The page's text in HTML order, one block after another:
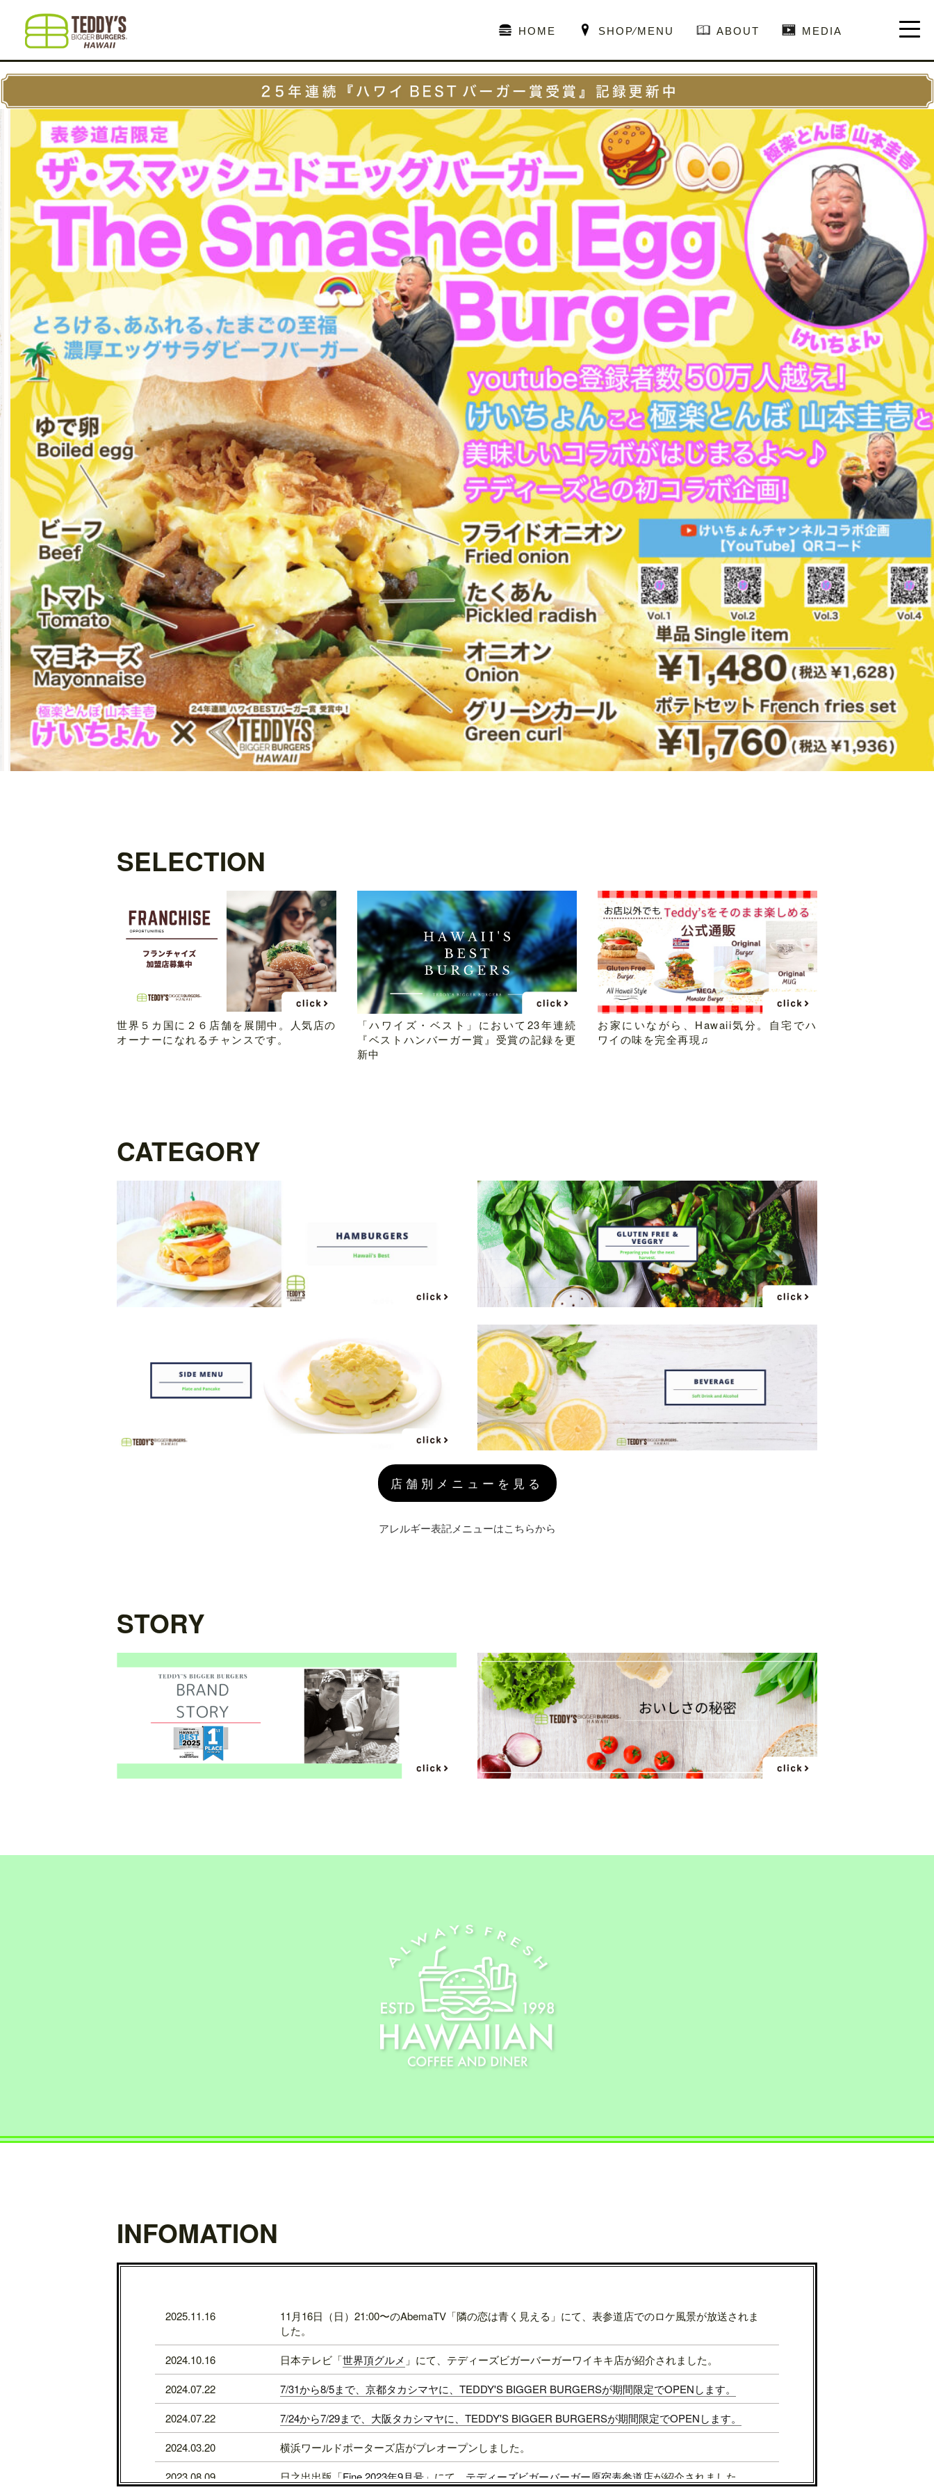
HOME SHOP⁄MENU ABOUT MEDIA
SELECTION
世界５カ国に２６店舗を展開中。人気店の
オーナーになれるチャンスです。
「ハワイズ・ベスト」において23年連続
『ベストハンバーガー賞』受賞の記録を更
新中
お家にいながら、Hawaii気分。自宅でハ
ワイの味を完全再現♫
CATEGORY
店舗別メニューを見る
アレルギー表記メニューはこちらから
STORY
INFOMATION
2025.11.16
11月16日（日）21:00〜のAbemaTV「隣の恋は青く見える」にて、表参道店でのロケ風景が放送されま
した。
2024.10.16
日本テレビ「世界頂グルメ 」にて、テディーズビガーバーガーワイキキ店が紹介されました。
2024.07.22
7/31から8/5まで、京都タカシマヤに、TEDDY'S BIGGER BURGERSが期間限定でOPENします。
2024.07.22
7/24から7/29まで、大阪タカシマヤに、TEDDY'S BIGGER BURGERSが期間限定でOPENします。
2024.03.20
横浜ワールドポーターズ店がプレオープンしました。
2023.08.09
日之出出版「Fine 2023年9月号 」にて、 テディーズビガーバーガー原宿表参道店が紹介されました。